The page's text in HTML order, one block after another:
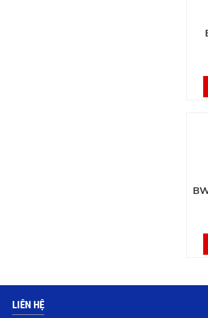
LIÊN HỆ